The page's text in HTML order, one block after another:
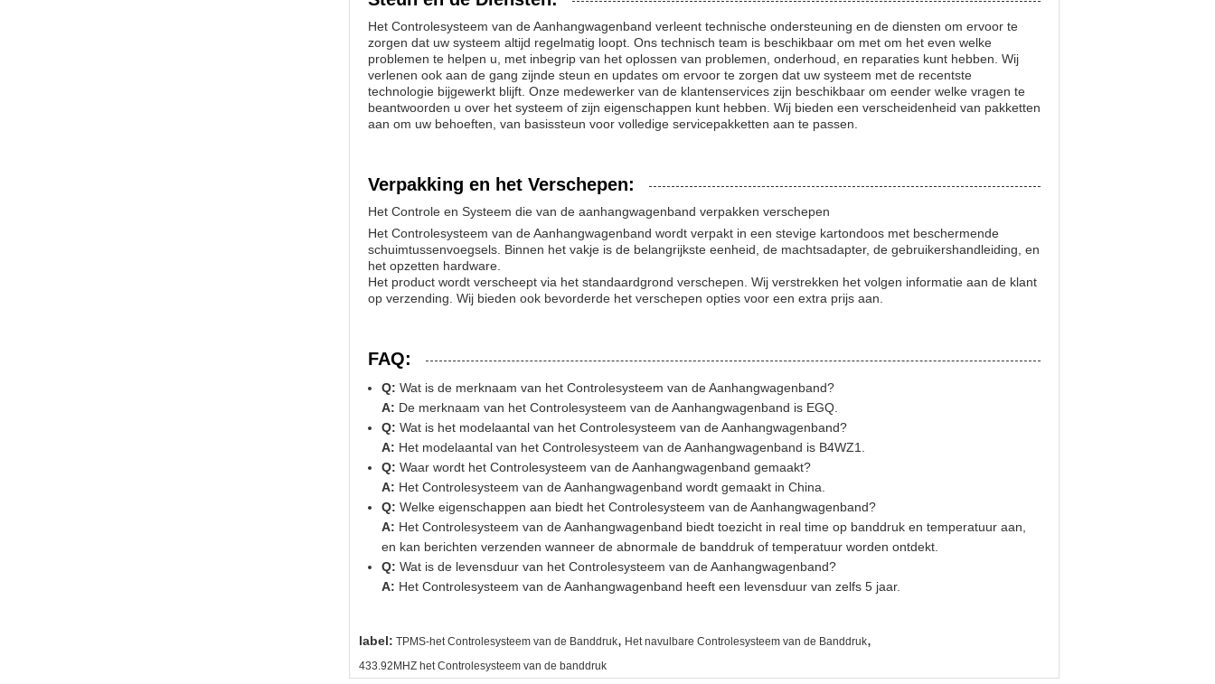
Het Controlesysteem van de Aanhangwagenband verleent technische ondersteuning en de diensten om ervoor te
zorgen dat uw systeem altijd regelmatig loopt. Ons technisch team is beschikbaar om met om het even welke
problemen te helpen u, met inbegrip van het oplossen van problemen, onderhoud, en reparaties kunt hebben. Wij
verlenen ook aan de gang zijnde steun en updates om ervoor te zorgen dat uw systeem met de recentste
technologie bijgewerkt blijft. Onze medewerker van de klantenservices zijn beschikbaar om eender welke vragen te
beantwoorden u over het systeem of zijn eigenschappen kunt hebben. Wij bieden een verscheidenheid van pakketten
aan om uw behoeften, van basissteun voor volledige servicepakketten aan te passen.
Verpakking en het Verschepen:
Het Controle en Systeem die van de aanhangwagenband verpakken verschepen
Het Controlesysteem van de Aanhangwagenband wordt verpakt in een stevige kartondoos met beschermende
schuimtussenvoegsels. Binnen het vakje is de belangrijkste eenheid, de machtsadapter, de gebruikershandleiding, en
het opzetten hardware.
Het product wordt verscheept via het standaardgrond verschepen. Wij verstrekken het volgen informatie aan de klant
op verzending. Wij bieden ook bevorderde het verschepen opties voor een extra prijs aan.
FAQ:
Q: Wat is de merknaam van het Controlesysteem van de Aanhangwagenband?
A: De merknaam van het Controlesysteem van de Aanhangwagenband is EGQ.
Q: Wat is het modelaantal van het Controlesysteem van de Aanhangwagenband?
A: Het modelaantal van het Controlesysteem van de Aanhangwagenband is B4WZ1.
Q: Waar wordt het Controlesysteem van de Aanhangwagenband gemaakt?
A: Het Controlesysteem van de Aanhangwagenband wordt gemaakt in China.
Q: Welke eigenschappen aan biedt het Controlesysteem van de Aanhangwagenband?
A: Het Controlesysteem van de Aanhangwagenband biedt toezicht in real time op banddruk en temperatuur aan,
en kan berichten verzenden wanneer de abnormale de banddruk of temperatuur worden ontdekt.
Q: Wat is de levensduur van het Controlesysteem van de Aanhangwagenband?
A: Het Controlesysteem van de Aanhangwagenband heeft een levensduur van zelfs 5 jaar.
label: TPMS-het Controlesysteem van de Banddruk, Het navulbare Controlesysteem van de Banddruk,
433.92MHZ het Controlesysteem van de banddruk